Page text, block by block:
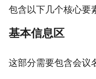
包含以下几个核心要
基本信息区
这部分需要包含会议